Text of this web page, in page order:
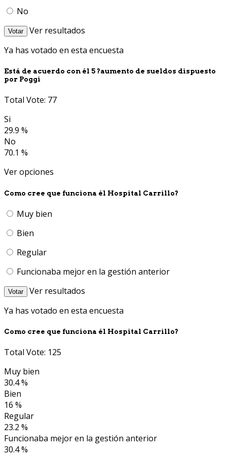
No
Votar
Ver resultados
Ya has votado en esta encuesta
Está de acuerdo con él 5 ?aumento de sueldos dispuesto
por Poggi
Total Vote: 77
Si
29.9 %
No
70.1 %
Ver opciones
Como cree que funciona él Hospital Carrillo?
Muy bien
Bien
Regular
Funcionaba mejor en la gestión anterior
Votar
Ver resultados
Ya has votado en esta encuesta
Como cree que funciona él Hospital Carrillo?
Total Vote: 125
Muy bien
30.4 %
Bien
16 %
Regular
23.2 %
Funcionaba mejor en la gestión anterior
30.4 %